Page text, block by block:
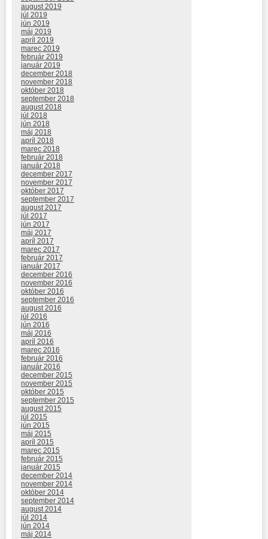
august 2019
júl 2019
jún 2019
máj 2019
apríl 2019
marec 2019
február 2019
január 2019
december 2018
november 2018
október 2018
september 2018
august 2018
júl 2018
jún 2018
máj 2018
apríl 2018
marec 2018
február 2018
január 2018
december 2017
november 2017
október 2017
september 2017
august 2017
júl 2017
jún 2017
máj 2017
apríl 2017
marec 2017
február 2017
január 2017
december 2016
november 2016
október 2016
september 2016
august 2016
júl 2016
jún 2016
máj 2016
apríl 2016
marec 2016
február 2016
január 2016
december 2015
november 2015
október 2015
september 2015
august 2015
júl 2015
jún 2015
máj 2015
apríl 2015
marec 2015
február 2015
január 2015
december 2014
november 2014
október 2014
september 2014
august 2014
júl 2014
jún 2014
máj 2014